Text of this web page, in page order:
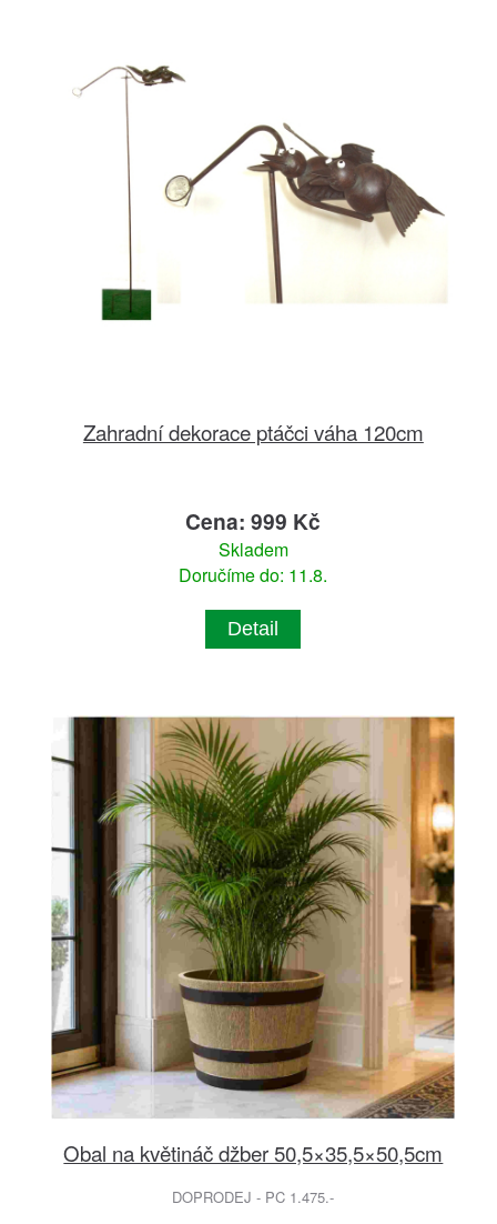
Zahradní dekorace ptáčci váha 120cm
Cena: 999 Kč
Skladem
Doručíme do: 11.8.
Detail
Obal na květináč džber 50,5×35,5×50,5cm
DOPRODEJ - PC 1.475.-